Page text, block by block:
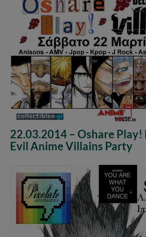
22.03.2014 – Oshare
Evil Anime Villains Party